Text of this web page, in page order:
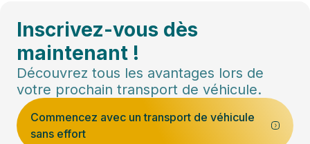
Inscrivez-vous dès
maintenant !
Découvrez tous les avantages lors de
votre prochain transport de véhicule.
Commencez avec un transport de véhicule
sans effort